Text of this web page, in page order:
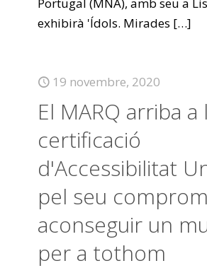
exhibirà 'Ídols. Mirades […]
19 novembre, 2020
El MARQ arriba a
certificació
d'Accessibilitat
pel seu
aconseguir un
per a tothom